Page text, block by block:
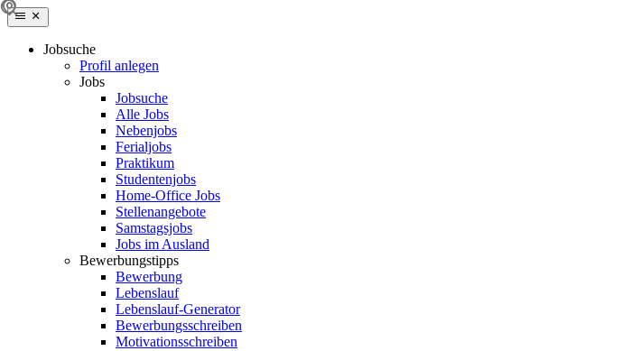
Jobsuche
Profil anlegen
Jobs
Jobsuche
Alle Jobs
Nebenjobs
Ferialjobs
Praktikum
Studentenjobs
Home-Office Jobs
Stellenangebote
Samstagsjobs
Jobs im Ausland
Bewerbungstipps
Bewerbung
Lebenslauf
Lebenslauf-Generator
Bewerbungsschreiben
Motivationsschreiben